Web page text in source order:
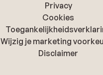
Privacy
Cookies
Wijzig je marketing
Disclaimer